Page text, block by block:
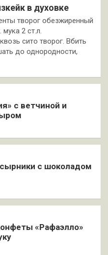
в духовке
творог обезжиренный
2 ст.л.
сито творог. Вбить
до однородности,
с ветчиной и
с шоколадом
«Рафаэлло»